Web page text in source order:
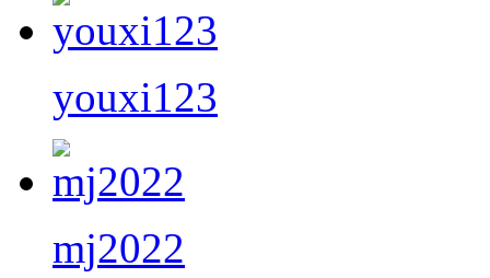
youxi123
mj2022